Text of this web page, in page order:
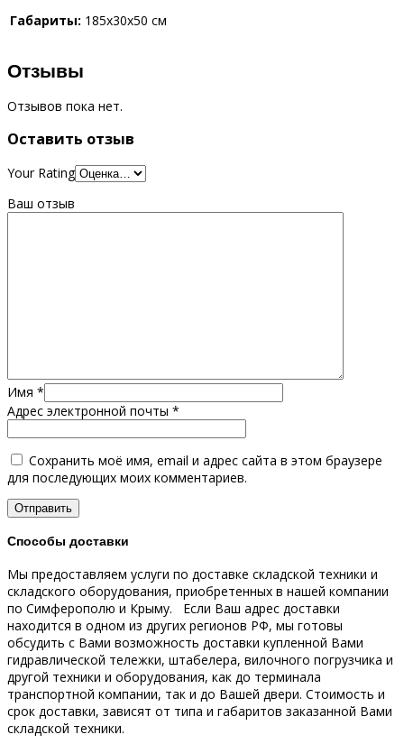
Габариты: 185x30x50 см
Отзывы
Отзывов пока нет.
Оставить отзыв
Your Rating
Ваш отзыв
Имя *
Адрес электронной почты *
Сохранить моё имя, email и адрес сайта в этом браузере
для последующих моих комментариев.
Способы доставки
Мы предоставляем услуги по доставке складской техники и
складского оборудования, приобретенных в нашей компании
по Симферополю и Крыму.
Если Ваш адрес доставки
находится в одном из других регионов РФ, мы готовы
обсудить с Вами возможность доставки купленной Вами
гидравлической тележки, штабелера, вилочного погрузчика и
другой техники и оборудования, как до терминала
транспортной компании, так и до Вашей двери. Стоимость и
срок доставки, зависят от типа и габаритов заказанной Вами
складской техники.